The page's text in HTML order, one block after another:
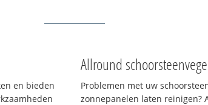
en bieden
Allround
Problemen met uw
zonnepanelen laten reinigen?